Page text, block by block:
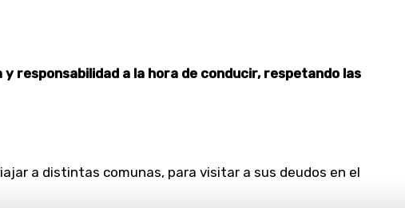
responsabilidad a la hora de conducir, respetando las
a distintas comunas, para visitar a sus deudos en el